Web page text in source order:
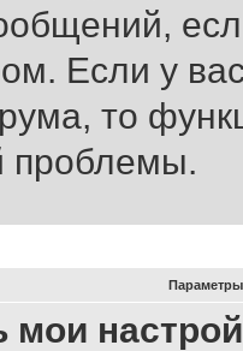
Если у
то
проблемы.
Параметры
мои